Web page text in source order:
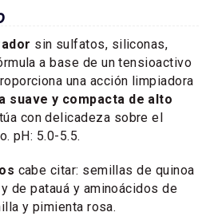
sin sulfatos, siliconas,
a base de un tensioactivo
una acción limpiadora
suave y compacta de alto
con delicadeza sobre el
pH: 5.0-5.5.
cabe citar: semillas de quinoa
de patauá y aminoácidos de
y pimienta rosa.